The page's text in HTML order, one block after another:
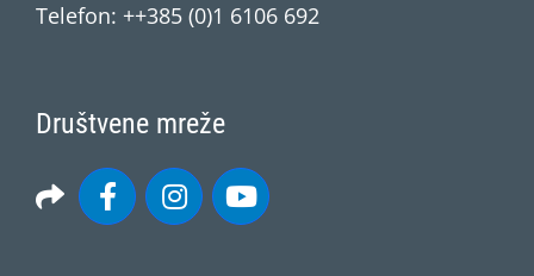
Telefon: ++385 (0)1 6106 692
Društvene mreže